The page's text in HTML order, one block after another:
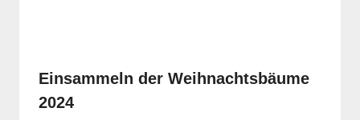
Einsammeln der Weihnachtsbäume
2024